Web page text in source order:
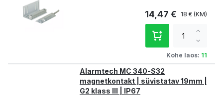
14,47 € 18 €
Kohe laos: 11
qty
Alarmtech MC 340-S32
magnetkontakt | süvistatav 19mm |
G2 klass III | IP67